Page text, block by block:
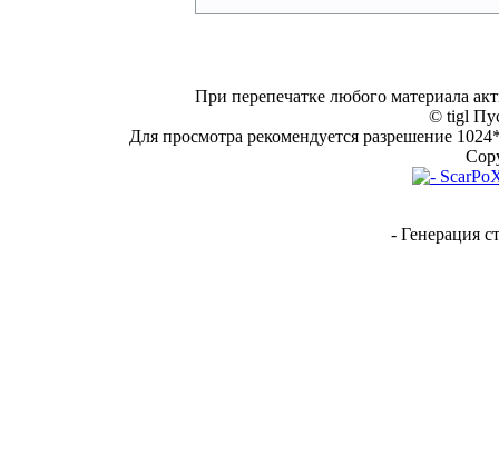
При перепечатке любого материала
© tigl
Для просмотра рекомендуется разрешение
- Генерация